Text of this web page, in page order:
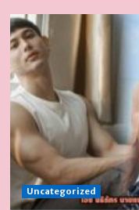
Datar
Khunwiset
นาย
แบบ
หล่อ
บอก
ต่อ
ความ
แซ่บ
ยั่วยวน
ชวน
หลง
ไหล
Uncategorized